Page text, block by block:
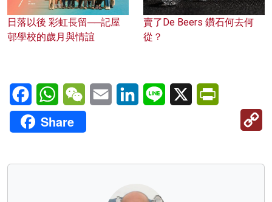
日落以後 彩虹長留──記屋
邨學校的歲月與情誼
賣了De Beers 鑽石何去何
從？
FacebookWhatsAppWeChatEmail LinkedInLine X
Share